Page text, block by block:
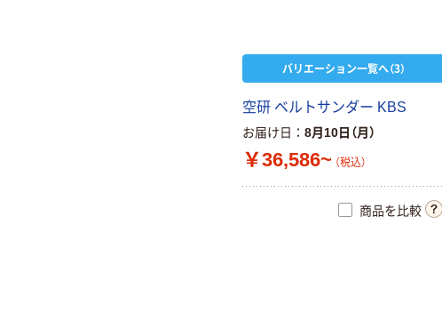
バリエーション一覧へ（3）
空研 ベルトサンダー KBS
お届け日 8月10日（月）
￥36,586~ （税込）
商品を比較